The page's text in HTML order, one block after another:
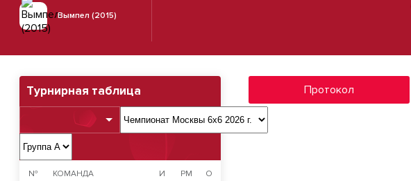
Вымпел (2015)
Турнирная таблица
№ КОМАНДА И РМ О
Протокол